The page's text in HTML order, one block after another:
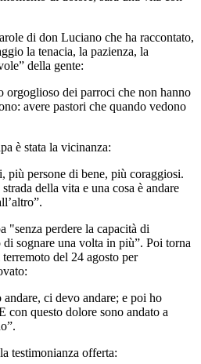
di don Luciano che ha raccontato,
la tenacia, la pazienza, la
della gente:
orgoglioso dei parroci che non hanno
avere pastori che quando vedono
è stata la vicinanza:
più persone di bene, più coraggiosi.
della vita e una cosa è andare
"senza perdere la capacità di
sognare una volta in più”. Poi torna
del 24 agosto per
ci devo andare; e poi ho
con questo dolore sono andato a
testimonianza offerta: